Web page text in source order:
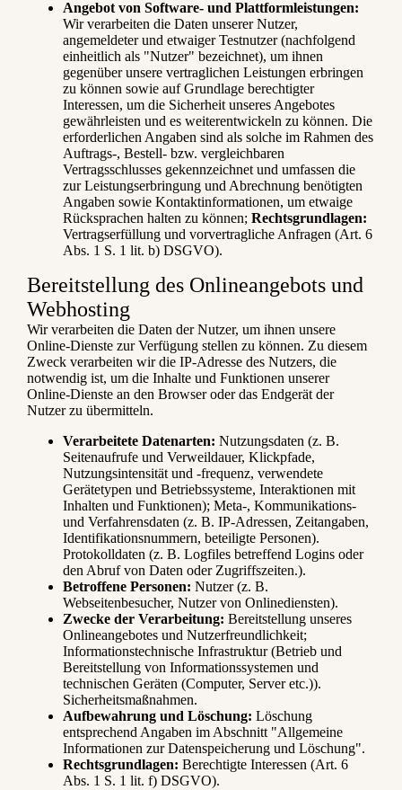
Angebot von Software- und Plattformleistungen:
Wir verarbeiten die Daten unserer Nutzer,
angemeldeter und etwaiger Testnutzer (nachfolgend
einheitlich als "Nutzer" bezeichnet), um ihnen
gegenüber unsere vertraglichen Leistungen erbringen
zu können sowie auf Grundlage berechtigter
Interessen, um die Sicherheit unseres Angebotes
gewährleisten und es weiterentwickeln zu können. Die
erforderlichen Angaben sind als solche im Rahmen des
Auftrags-, Bestell- bzw. vergleichbaren
Vertragsschlusses gekennzeichnet und umfassen die
zur Leistungserbringung und Abrechnung benötigten
Angaben sowie Kontaktinformationen, um etwaige
Rücksprachen halten zu können; Rechtsgrundlagen:
Vertragserfüllung und vorvertragliche Anfragen (Art. 6
Abs. 1 S. 1 lit. b) DSGVO).
Bereitstellung des Onlineangebots und
Webhosting
Wir verarbeiten die Daten der Nutzer, um ihnen unsere
Online-Dienste zur Verfügung stellen zu können. Zu diesem
Zweck verarbeiten wir die IP-Adresse des Nutzers, die
notwendig ist, um die Inhalte und Funktionen unserer
Online-Dienste an den Browser oder das Endgerät der
Nutzer zu übermitteln.
Verarbeitete Datenarten: Nutzungsdaten (z. B.
Seitenaufrufe und Verweildauer, Klickpfade,
Nutzungsintensität und -frequenz, verwendete
Gerätetypen und Betriebssysteme, Interaktionen mit
Inhalten und Funktionen); Meta-, Kommunikations-
und Verfahrensdaten (z. B. IP-Adressen, Zeitangaben,
Identifikationsnummern, beteiligte Personen).
Protokolldaten (z. B. Logfiles betreffend Logins oder
den Abruf von Daten oder Zugriffszeiten.).
Betroffene Personen: Nutzer (z. B.
Webseitenbesucher, Nutzer von Onlinediensten).
Zwecke der Verarbeitung: Bereitstellung unseres
Onlineangebotes und Nutzerfreundlichkeit;
Informationstechnische Infrastruktur (Betrieb und
Bereitstellung von Informationssystemen und
technischen Geräten (Computer, Server etc.)).
Sicherheitsmaßnahmen.
Aufbewahrung und Löschung: Löschung
entsprechend Angaben im Abschnitt "Allgemeine
Informationen zur Datenspeicherung und Löschung".
Rechtsgrundlagen: Berechtigte Interessen (Art. 6
Abs. 1 S. 1 lit. f) DSGVO).